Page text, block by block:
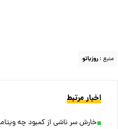
منبع : روزیاتو
اخبار مرتبط
خارش سر ناشی از کمبود چه